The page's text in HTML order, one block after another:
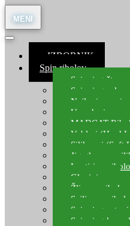
≡ IZBORNIK
Spin ribolov
Spinning
Spinning role
Najloni za
Upredenice za
MADCAT
Vobleri (Hard
Silikonci (Soft
Jig glave za
Leptiri za
Glavinjare
Žlice za ribolov
Sajlice za ribolov
Spinning setovi
Spinning